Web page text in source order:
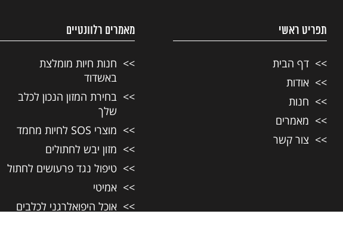
תפריט ראשי
דף הבית
אודות
חנות
מאמרים
צור קשר
מאמרים רלוונטיים
חנות חיות מומלצת
באשדוד
בחירת המזון הנכון לכלב
שלך
מוצרי SOS לחיות מחמד
מזון יבש לחתולים
טיפול נגד פרעושים לחתול
אמיטי
אוכל היפואלרגני לכלבים